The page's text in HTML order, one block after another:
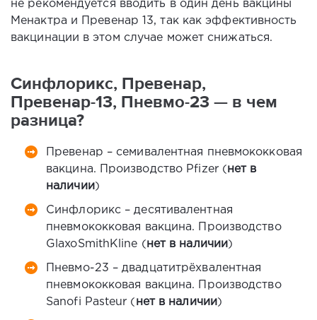
не рекомендуется вводить в один день вакцины
Менактра и Превенар 13, так как эффективность
вакцинации в этом случае может снижаться.
Синфлорикс, Превенар,
Превенар-13, Пневмо-23 — в чем
разница?
Превенар – семивалентная пневмококковая
вакцина. Производство Pfizer (нет в
наличии)
Синфлорикс – десятивалентная
пневмококковая вакцина. Производство
GlaxoSmithKline (нет в наличии)
Пневмо-23 – двадцатитрёхвалентная
пневмококковая вакцина. Производство
Sanofi Pasteur ( нет в наличии)